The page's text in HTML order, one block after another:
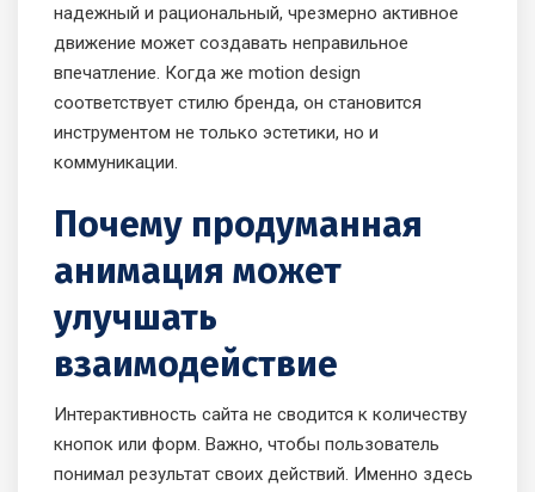
надежный и рациональный, чрезмерно активное
движение может создавать неправильное
впечатление. Когда же motion design
соответствует стилю бренда, он становится
инструментом не только эстетики, но и
коммуникации.
Почему продуманная
анимация может
улучшать
взаимодействие
Интерактивность сайта не сводится к количеству
кнопок или форм. Важно, чтобы пользователь
понимал результат своих действий. Именно здесь